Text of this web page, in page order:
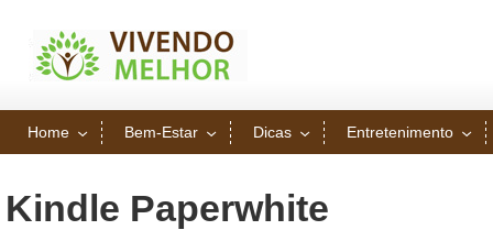
Home Bem-Estar Dicas Entretenimento
Kindle Paperwhite